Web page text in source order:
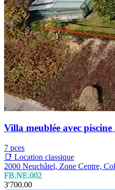
Villa meublée avec
7 pces
📑 Location classique
2000 Neuchâtel, Zone Centre,
FB.NE.002
3'700.00